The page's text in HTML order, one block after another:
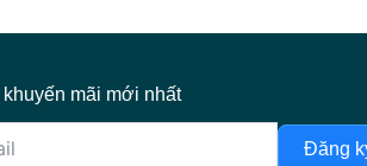
mãi mới nhất
Đăng